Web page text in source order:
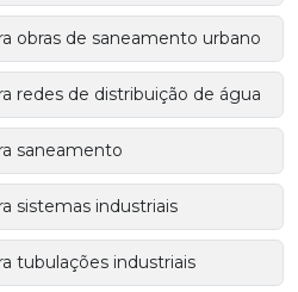
obras de saneamento urbano
redes de distribuição de água
saneamento
sistemas industriais
tubulações industriais